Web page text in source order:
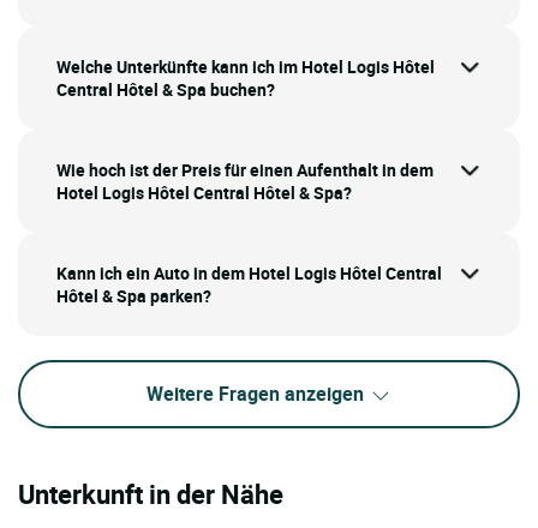
Welche Unterkünfte kann ich im Hotel Logis Hôtel
Central Hôtel & Spa buchen?
Wie hoch ist der Preis für einen Aufenthalt in dem
Hotel Logis Hôtel Central Hôtel & Spa?
Kann ich ein Auto in dem Hotel Logis Hôtel Central
Hôtel & Spa parken?
Weitere Fragen anzeigen
Unterkunft in der Nähe